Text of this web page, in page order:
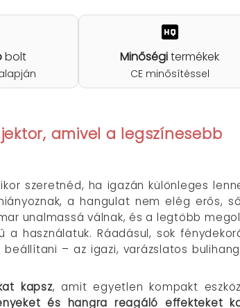
bolt Minőségitermékek
CE minősítéssel
amivel a legszínesebb
szeretnéd, ha igazán különleges
a hangulat nem elég erős,
unalmassá válnak, és a legtöbb
használatuk. Ráadásul, sok
– az igazi, varázslatos
kapsz, amit egyetlen kompakt
és hangra reagáló effekteket